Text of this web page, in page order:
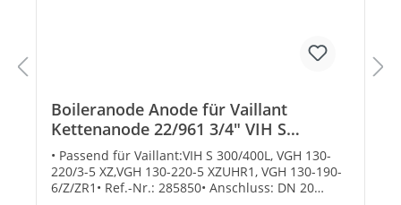
Boileranode Anode für Vaillant
Kettenanode 22/961 3/4" VIH S
300/400L, VGH 130-220/3-5 XZ,
• Passend für Vaillant:VIH S 300/400L, VGH 130-
220/3-5 XZ,VGH 130-220-5 XZUHR1, VGH 130-190-
6/Z/ZR1• Ref.-Nr.: 285850• Anschluss: DN 20